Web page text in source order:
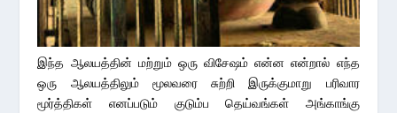
இந்த ஆலயத்தின் மற்றும் ஒரு விசேஷம் என்ன என்றால் எந்த
ஒரு ஆலயத்திலும் மூலவரை சுற்றி இருக்குமாறு பரிவார
மூர்த்திகள் எனப்படும் குடும்ப தெய்வங்கள் அங்காங்கு